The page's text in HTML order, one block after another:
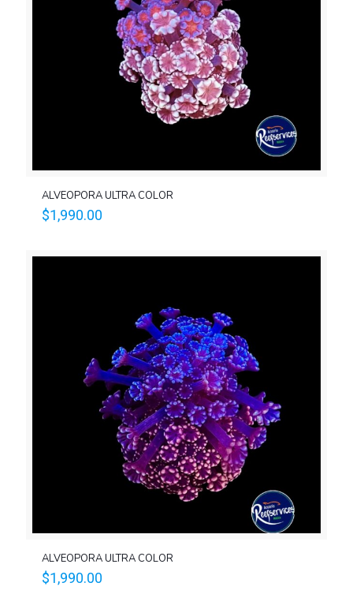
ALVEOPORA ULTRA COLOR
$1,990.00
ALVEOPORA ULTRA COLOR
$1,990.00